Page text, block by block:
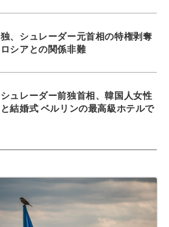
独、シュレーダー元首相の特権剥奪
ロシアとの関係非難
シュレーダー前独首相、韓国人女性
と結婚式 ベルリンの最高級ホテルで